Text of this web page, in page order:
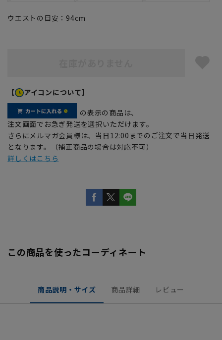
ウエストの目安： 94cm
【 アイコンについて】
の表示の商品は、
注文画面でお急ぎ発送を選択いただけます。
さらにメルマガ会員様は、当日12:00までのご注文で当日発送
となります。（補正商品の場合は対応不可）
詳しくはこちら
この商品を使ったコーディネート
商品説明・サイズ 商品詳細 レビュー